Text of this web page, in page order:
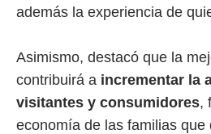
además la experiencia de
Asimismo, destacó que la
contribuirá a incrementar la
visitantes y consumidores,
economía de las familias que